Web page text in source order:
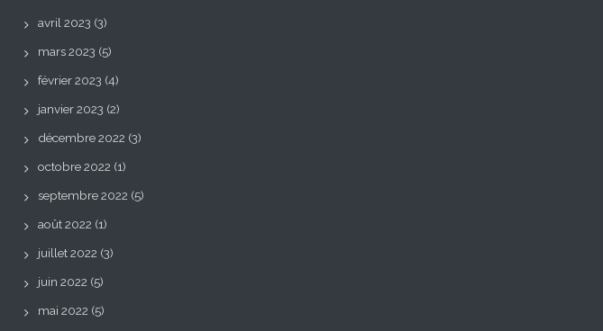
avril 2023 (3)
mars 2023 (5)
février 2023 (4)
janvier 2023 (2)
décembre 2022 (3)
octobre 2022 (1)
septembre 2022 (5)
août 2022 (1)
juillet 2022 (3)
juin 2022 (5)
mai 2022 (5)